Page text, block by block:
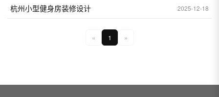
杭州小型健身房装修设计 2025-12-18
« 1 »